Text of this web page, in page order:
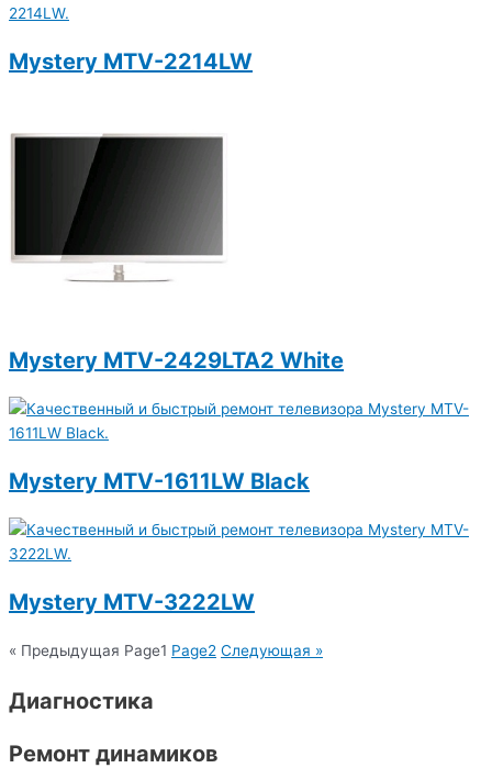
Mystery MTV-2214LW
Mystery MTV-2429LTA2 White
Mystery MTV-1611LW Black
Mystery MTV-3222LW
« Предыдущая Page1 Page2 Следующая »
Диагностика
Ремонт динамиков